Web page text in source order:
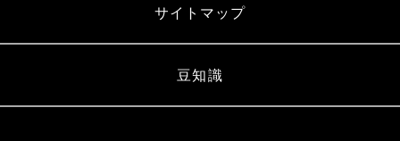
サイトマップ
豆知識